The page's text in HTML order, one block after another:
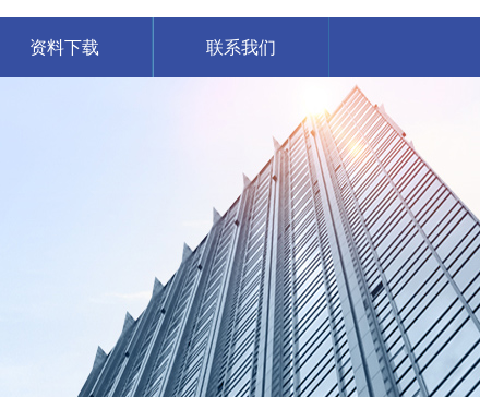
资料下载 联系我们